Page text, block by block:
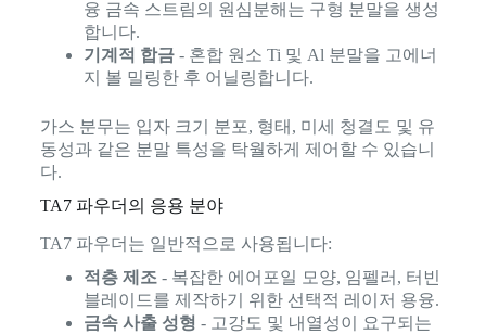
융 금속 스트림의 원심분해는 구형 분말을 생성
합니다.
기계적 합금- 혼합 원소 Ti 및 Al 분말을 고에너
지 볼 밀링한 후 어닐링합니다.
가스 분무는 입자 크기 분포, 형태, 미세 청결도 및 유
동성과 같은 분말 특성을 탁월하게 제어할 수 있습니
다.
TA7 파우더의 응용 분야
TA7 파우더는 일반적으로 사용됩니다:
적층 제조- 복잡한 에어포일 모양, 임펠러, 터빈
블레이드를 제작하기 위한 선택적 레이저 용융.
금속 사출 성형 - 고강도 및 내열성이 요구되는